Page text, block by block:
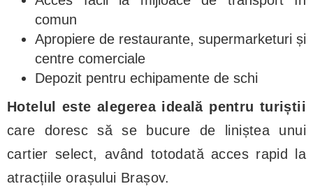
comun
Apropiere de restaurante, supermarketuri și
centre comerciale
Depozit pentru echipamente de schi
Hotelul este alegerea ideală pentru turiștii
care doresc să se bucure de liniștea unui
cartier select, având totodată acces rapid la
atracțiile orașului Brașov.